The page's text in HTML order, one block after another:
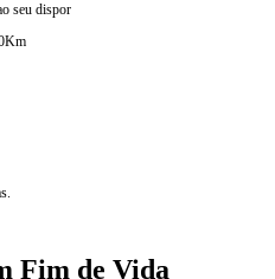
seu dispor
Fim de Vida